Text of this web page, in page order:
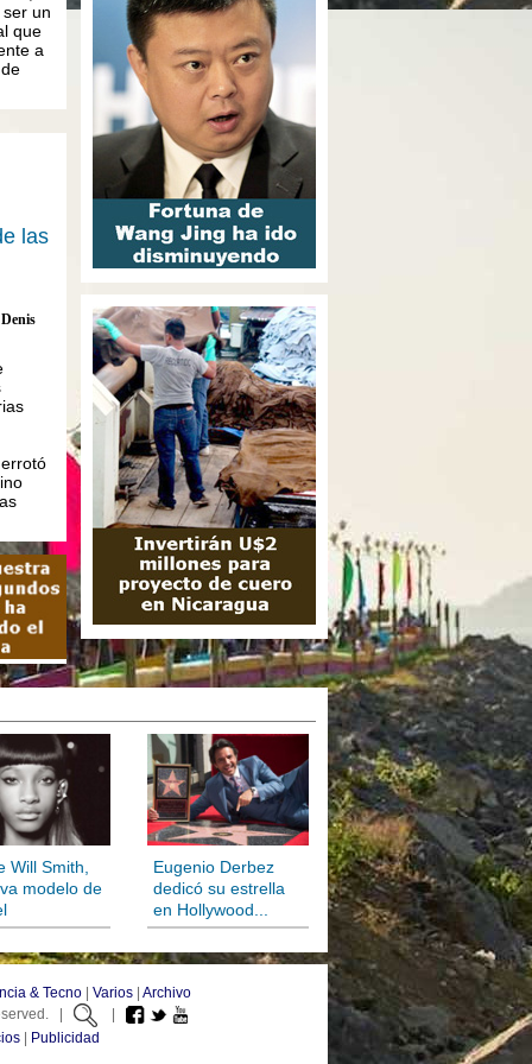
un
que
a
las
Will Smith,
modelo de
Eugenio Derbez
dedicó su estrella
en Hollywood...
& Tecno| Varios| Archivo
|
| Publicidad